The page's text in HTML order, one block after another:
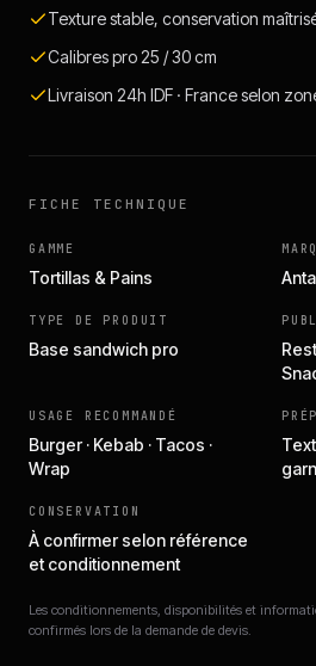
Texture stable, conservation
Calibres pro 25 / 30 cm
Livraison 24h IDF · France selon
FICHE TECHNIQUE
GAMME
Tortillas & Pains
TYPE DE PRODUIT
Base sandwich pro
USAGE RECOMMANDÉ
Burger · Kebab · Tacos ·
Wrap
CONSERVATION
À confirmer selon référence
et conditionnement
Les conditionnements, disponibilités et
confirmés lors de la demande de devis.